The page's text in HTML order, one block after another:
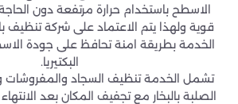
الاسطح باستخدام حرارة مرتفعة دون
قوية ولهذا يتم الاعتماد على شركة تنظيف
الخدمة بطريقة امنة تحافظ على جودة
البكتيريا.
تشمل الخدمة تنظيف السجاد والمفروشات
الصلبة بالبخار مع تجفيف المكان بعد